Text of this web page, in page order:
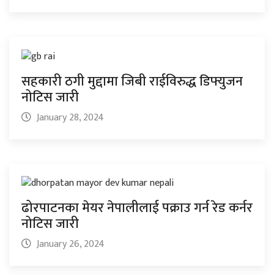
सहकारी ठगी मुद्दामा जिबी राईविरुद्ध डिफ्युजन
नोटिस जारी
January 28, 2024
ढोरपाटनका मेयर नेपालीलाई पक्राउ गर्न रेड कर्नर
नोटिस जारी
January 26, 2024